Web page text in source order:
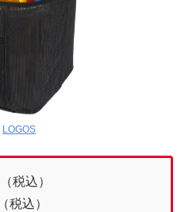
LOGOS
（税込）
（税込）